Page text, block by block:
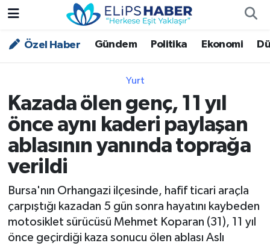
Özel Haber Gündem Politika Ekonomi
Yurt
Kazada ölen genç, 11 yıl
önce aynı kaderi paylaşan
ablasının yanında toprağa
verildi
Bursa'nın Orhangazi ilçesinde, hafif ticari araçla
çarpıştığı kazadan 5 gün sonra hayatını kaybeden
motosiklet sürücüsü Mehmet Koparan (31), 11 yıl
önce geçirdiği kaza sonucu ölen ablası Aslı
Özel Haber
Asayiş
Bilim - Teknoloji
Çevre - İklim
Nöbetçi Eczaneler
Trafik Durumu
Süper Lig Puan Durumu ve Fikstür
Tüm Manşetler
Son Dakika Haberleri